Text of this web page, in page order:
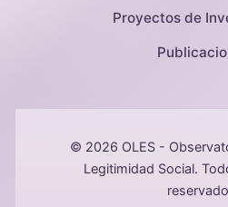
Proyectos de
© 2026 OLES -
Legitimidad Social.